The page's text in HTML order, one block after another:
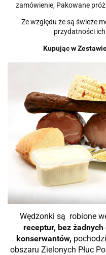
zamówienie, Pakowane
Ze względu że są świeże
przydatności
Kupując w
Wędzonki są robione
receptur, bez
konserwantów,
obszaru Zielonych Płuc